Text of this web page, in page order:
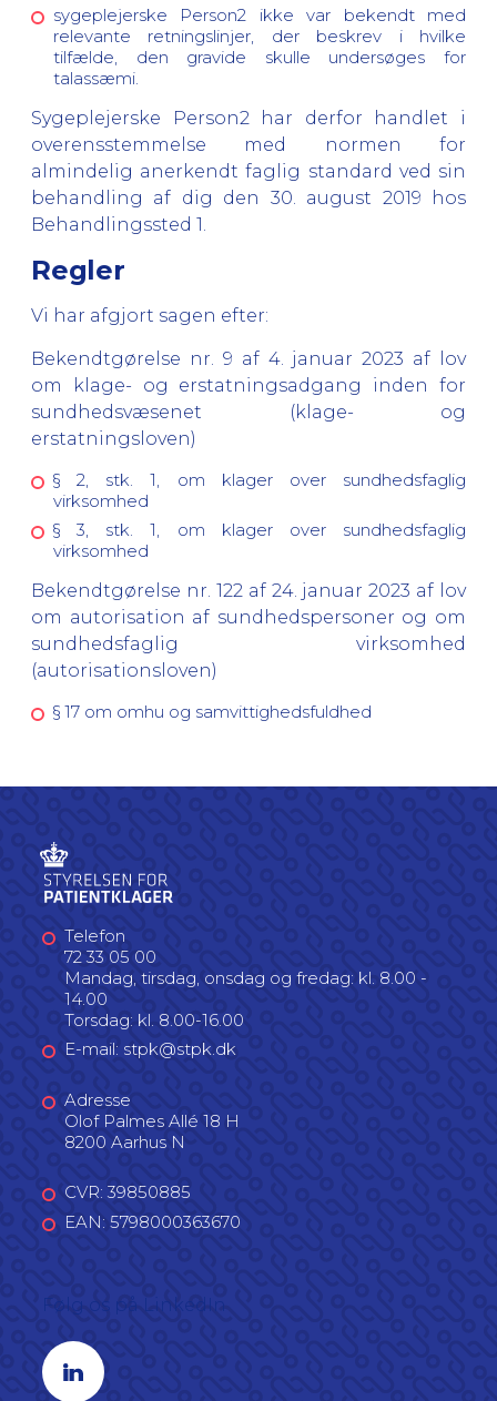
sygeplejerske Person2 ikke var bekendt med
relevante retningslinjer, der beskrev i hvilke
tilfælde, den gravide skulle undersøges for
talassæmi.
Sygeplejerske Person2 har derfor handlet i
overensstemmelse med normen for
almindelig anerkendt faglig standard ved sin
behandling af dig den 30. august 2019 hos
Behandlingssted 1.
Regler
Vi har afgjort sagen efter:
Bekendtgørelse nr. 9 af 4. januar 2023 af lov
om klage- og erstatningsadgang inden for
sundhedsvæsenet (klage- og
erstatningsloven)
§ 2, stk. 1, om klager over sundhedsfaglig
virksomhed
§ 3, stk. 1, om klager over sundhedsfaglig
virksomhed
Bekendtgørelse nr. 122 af 24. januar 2023 af lov
om autorisation af sundhedspersoner og om
sundhedsfaglig virksomhed
(autorisationsloven)
§ 17 om omhu og samvittighedsfuldhed
Telefon
72 33 05 00
Mandag, tirsdag, onsdag og fredag: kl. 8.00 -
14.00
Torsdag: kl. 8.00-16.00
E-mail: stpk@stpk.dk
Adresse
Olof Palmes Allé 18 H
8200 Aarhus N
CVR: 39850885
EAN: 5798000363670
Linkedin profil